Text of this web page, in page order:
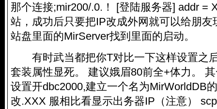
那个连接;mir200/.0.！ [登陆服务器] addr =
站，成功后只要把IP改成外网就可以给朋友
站盘里面的MirServer找到里面的启动。
有时武当都把你T对比一下这样设置之
套装属性显死。 建议娥眉80前全+体力。
设置开dbc2000,建立一个名为MirWorldDB
改.XXX 服相比看显示出务器IP（注意）